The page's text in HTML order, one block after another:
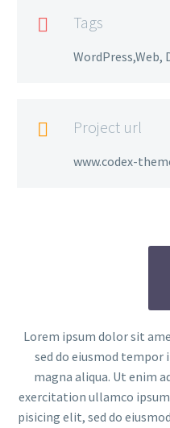
 Tags
WordPress,Web,
 Project url
www.codex-
Lorem ipsum dolor sit
sed do eiusmod
magna aliqua. Ut enim
exercitation ullamco
pisicing elit, sed do